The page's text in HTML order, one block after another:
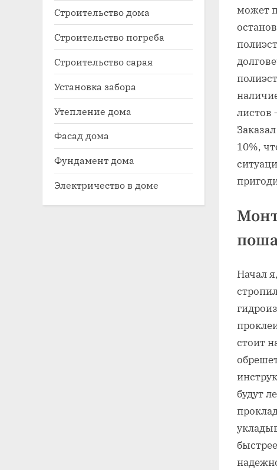
может
листов
10%,
Начал
стоит
будут
Строительство дома
Строительство погреба
Строительство сарая
Установка забора
Утепление дома
Фасад дома
Фундамент дома
Электричество в доме